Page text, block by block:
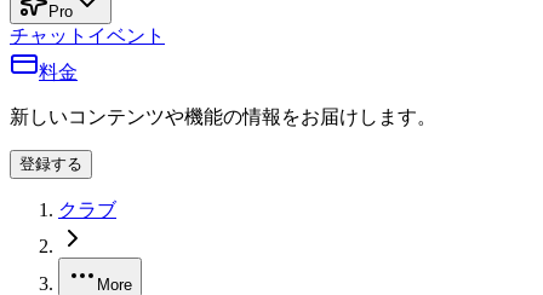
Pro
チャット イベント
料金
新しいコンテンツや機能の情報をお届けします。
登録する
クラブ
More